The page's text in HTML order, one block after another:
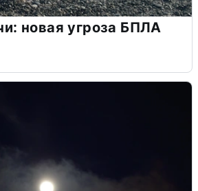
новая угроза БПЛА